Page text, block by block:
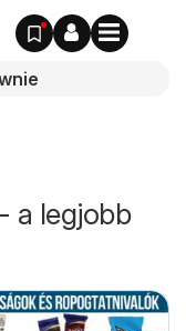
a legjobb